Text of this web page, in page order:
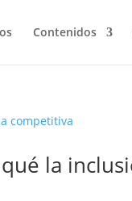
Contenidos
la